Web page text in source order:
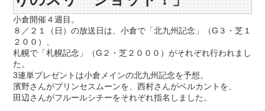
小倉開催４週目。
８／２１（日）の放送日は、小倉で「北九州記念」（G３・芝１
２００）、
札幌で「札幌記念」（G２・芝２０００）がそれぞれ行われまし
た。
3連単プレゼントは小倉メインの北九州記念を予想。
濱野さんがプリンセスムーンを、西村さんがベルカントを、
田辺さんがフルールシチーをそれぞれ指名しました。